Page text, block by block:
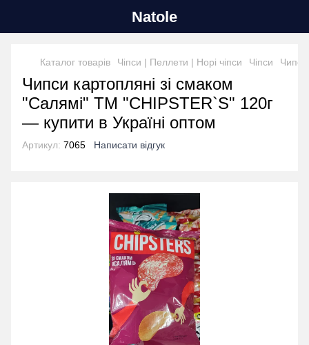
Natole
Каталог товарів Чіпси | Пеллети | Норі чіпси Чіпси
Чипси картопляні зі смаком
"Салямі" ТМ "CHIPSTER`S" 120г
— купити в Україні оптом
Артикул: 7065 Написати відгук